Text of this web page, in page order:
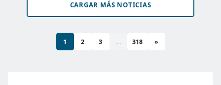
CARGAR MÁS NOTICIAS
1 2 3 ... 318 »